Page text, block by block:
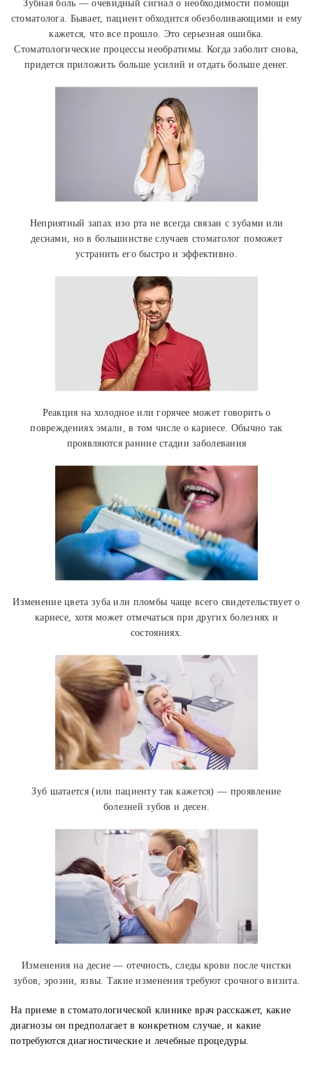
Зубная боль — очевидный сигнал о необходимости помощи
стоматолога. Бывает, пациент обходится обезболивающими и ему
кажется, что все прошло. Это серьезная ошибка.
Стоматологические процессы необратимы. Когда заболит снова,
придется приложить больше усилий и отдать больше денег.
Неприятный запах изо рта не всегда связан с зубами или
деснами, но в большинстве случаев стоматолог поможет
устранить его быстро и эффективно.
Реакция на холодное или горячее может говорить о
повреждениях эмали, в том числе о кариесе. Обычно так
проявляются ранние стадии заболевания
Изменение цвета зуба или пломбы чаще всего свидетельствует о
кариесе, хотя может отмечаться при других болезнях и
состояниях.
Зуб шатается (или пациенту так кажется) — проявление
болезней зубов и десен.
Изменения на десне — отечность, следы крови после чистки
зубов, эрозии, язвы. Такие изменения требуют срочного визита.
На приеме в стоматологической клинике врач расскажет, какие
диагнозы он предполагает в конкретном случае, и какие
потребуются диагностические и лечебные процедуры.